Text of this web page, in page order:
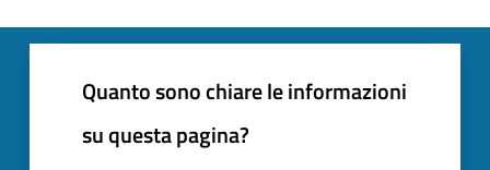
Quanto sono chiare le informazioni
su questa pagina?